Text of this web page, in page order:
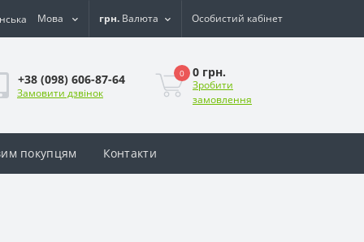
Мова грн. Валюта Особистий кабінет
+38 (098) 606-87-64
Замовити дзвінок
0 0 грн.
Зробити
замовлення
покупцям Контакти